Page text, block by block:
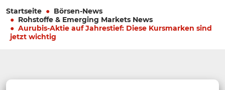
Startseite
Börsen-News
Rohstoffe & Emerging Markets News
Aurubis-Aktie auf Jahrestief: Diese Kursmarken sind
jetzt wichtig